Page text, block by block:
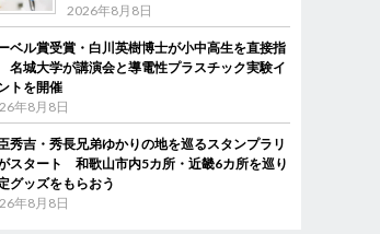
2026年8月8日
ベル賞受賞・白川英樹博士が小中高生を直接指
城大学が講演会と導電性プラスチック実験イ
トを開催
年8月8日
秀吉・秀長兄弟ゆかりの地を巡るスタンプラリ
スタート 和歌山市内5カ所・近畿6カ所を巡り
グッズをもらおう
年8月8日